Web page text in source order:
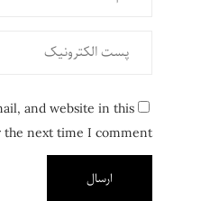
and website in this
next time I comment.